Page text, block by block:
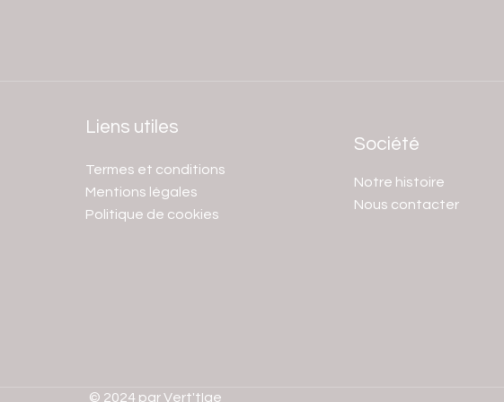
Liens utiles
Termes et conditions
Mentions légales
Politique de cookies
Société
Notre histoire
Nous contacter
© 2024 par Vert'tIge